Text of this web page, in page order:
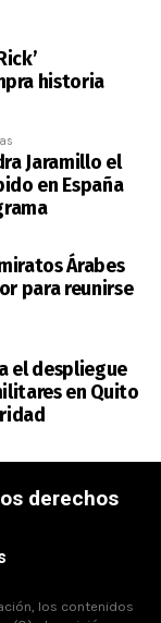
historia
Jaramillo el
en España
Árabes
para reunirse
el despliegue
en Quito
derechos
los contenidos